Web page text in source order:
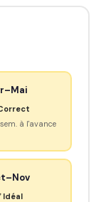
à l'avance
Idéal